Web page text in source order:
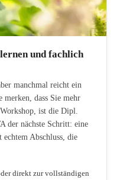
und fachlich
manchmal reicht ein
dass Sie mehr
ist die Dipl.
der nächste Schritt: eine
echtem Abschluss, die
direkt zur vollständigen